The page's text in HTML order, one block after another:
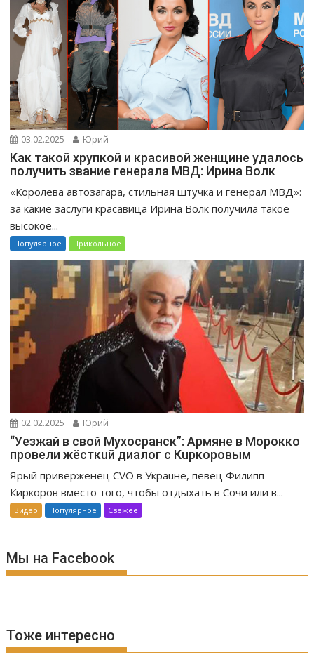
03.02.2025 Юрий
Как такой хрупкой и красивой женщине удалось
получить звание генерала МВД: Ирина Волк
«Королева автозагара, стильная штучка и генерал МВД»:
за какие заслуги красавица Ирина Волк получила такое
высокое...
Популярное Прикольное
02.02.2025 Юрий
“Уeзжaй в свoй Мухоcpaнск”: Apмяне в Mopoккo
провели жёсткuй диалог с Кuркоровым
Ярый приверженец CVO в Украuне, певец Филипп
Киркоров вместо того, чтобы отдыхать в Сочи или в...
Видео Популярное Свежее
Мы на Facebook
Тоже интересно